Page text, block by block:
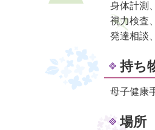
身体計測
視力検査
発達相談
持ち
母子健康
場所